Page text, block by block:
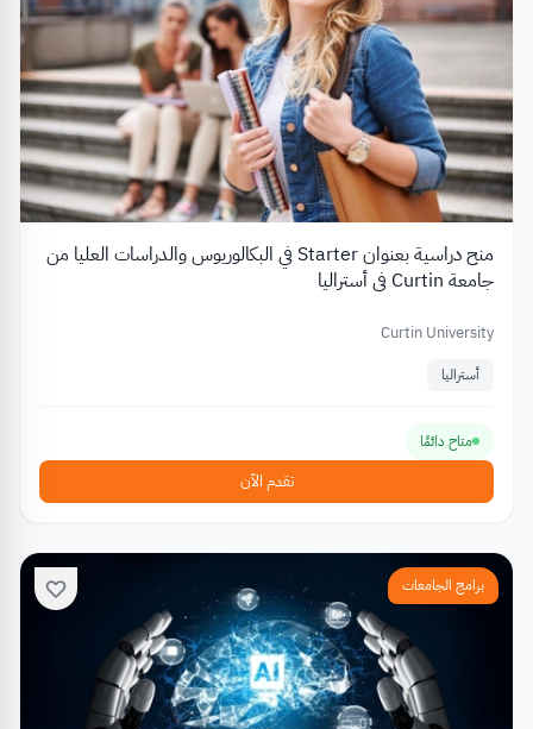
منح دراسية بعنوان Starter في البكالوريوس والدراسات العليا من
جامعة Curtin في أستراليا
Curtin University
أستراليا
متاح دائمًا
تقدم الآن
برامج الجامعات